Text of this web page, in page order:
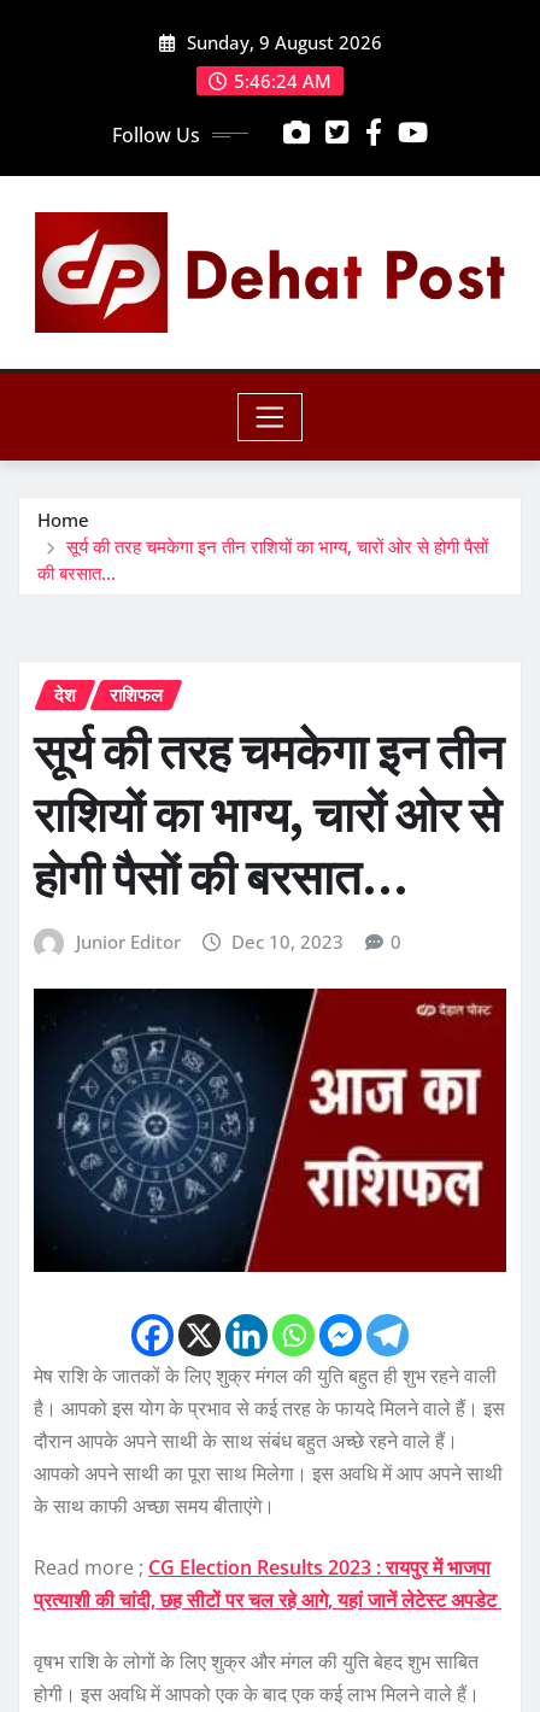
Sunday, 9 August 2026
5:46:25 AM
Follow Us
Home
सूर्य की तरह चमकेगा इन तीन राशियों का भाग्य, चारों ओर से होगी पैसों
की बरसात…
देश राशिफल
सूर्य की तरह चमकेगा इन तीन
राशियों का भाग्य, चारों ओर से
होगी पैसों की बरसात…
Junior Editor Dec 10, 2023 0
मेष राशि के जातकों के लिए शुक्र मंगल की युति बहुत ही शुभ रहने वाली
है। आपको इस योग के प्रभाव से कई तरह के फायदे मिलने वाले हैं। इस
दौरान आपके अपने साथी के साथ संबंध बहुत अच्छे रहने वाले हैं।
आपको अपने साथी का पूरा साथ मिलेगा। इस अवधि में आप अपने साथी
के साथ काफी अच्छा समय बीताएंगे।
Read more ; CG Election Results 2023 : रायपुर में भाजपा
प्रत्याशी की चांदी, छह सीटों पर चल रहे आगे, यहां जानें लेटेस्ट अपडेट
वृषभ राशि के लोगों के लिए शुक्र और मंगल की युति बेहद शुभ साबित
होगी। इस अवधि में आपको एक के बाद एक कई लाभ मिलने वाले हैं।